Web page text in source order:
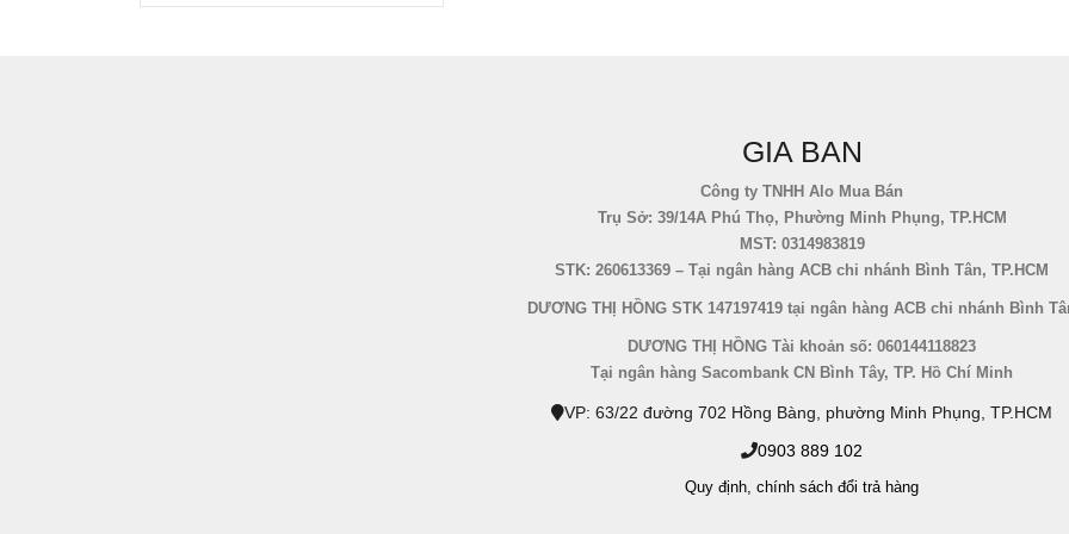
GIA BAN
Công ty TNHH Alo Mua Bán
Trụ Sở: 39/14A Phú Thọ, Phường Minh Phụng, TP.HCM
MST: 0314983819
STK: 260613369 – Tại ngân hàng ACB chi nhánh Bình Tân, TP.HCM
DƯƠNG THỊ HỒNG STK 147197419 tại ngân hàng ACB chi nhánh Bình
DƯƠNG THỊ HỒNG Tài khoản số: 060144118823
Tại ngân hàng Sacombank CN Bình Tây, TP. Hồ Chí Minh
VP: 63/22 đường 702 Hồng Bàng, phường Minh Phụng, TP.HCM
0903 889 102
Quy định, chính sách đổi trả hàng